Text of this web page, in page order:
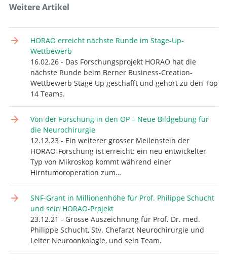
Weitere Artikel
HORAO erreicht nächste Runde im Stage-Up-
Wettbewerb
16.02.26 - Das Forschungsprojekt HORAO hat die
nächste Runde beim Berner Business-Creation-
Wettbewerb Stage Up geschafft und gehört zu den Top
14 Teams.
Von der Forschung in den OP – Neue Bildgebung für
die Neurochirurgie
12.12.23 - Ein weiterer grosser Meilenstein der
HORAO-Forschung ist erreicht: ein neu entwickelter
Typ von Mikroskop kommt während einer
Hirntumoroperation zum…
SNF-Grant in Millionenhöhe für Prof. Philippe Schucht
und sein HORAO-Projekt
23.12.21 - Grosse Auszeichnung für Prof. Dr. med.
Philippe Schucht, Stv. Chefarzt Neurochirurgie und
Leiter Neuroonkologie, und sein Team.